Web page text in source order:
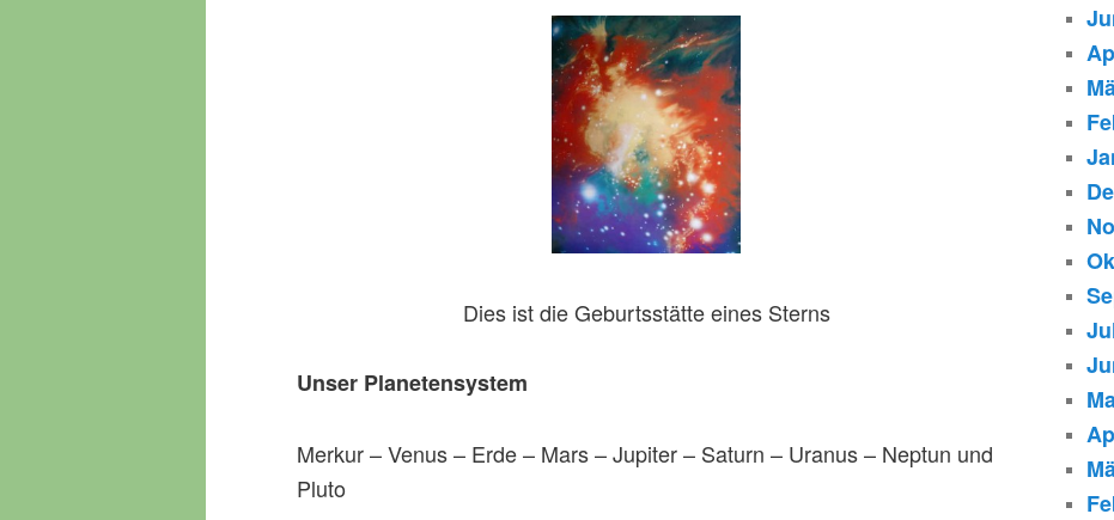
Dies ist die Geburtsstätte eines Sterns
Unser Planetensystem
Merkur – Venus – Erde – Mars – Jupiter – Saturn – Uranus – Neptun und
Pluto